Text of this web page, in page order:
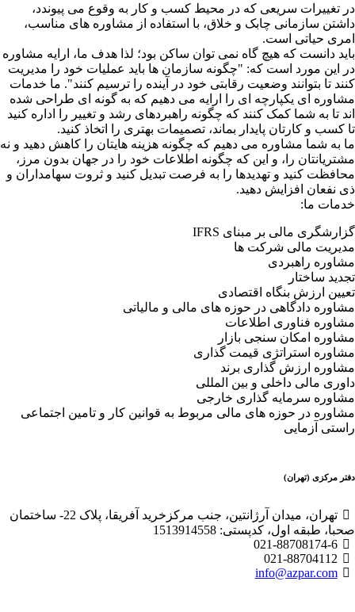
در تغییرات سریعی که در محیط کسب و کار به وقوع می پیوندد،
داشتن سازمانی چابک و خلاق، با استفاده از مشاوره های مناسب،
امری حیاتی است.
باید دانست که هیچ گاه نمی توان ساکن بود؛ لذا هدف ما، ارایه مشاوره
در این مورد است که: "چگونه سازمان ها باید عملیات خود را مدیریت
کنند تا بتوانند وضعیت رقابتی خود در آینده را ترسیم کنند". ما خدمات
مشاوره ای یکپارچه ای را ارایه می دهیم که به گونه ای طراحی شده
اند تا به شما کمک کنند که چگونه راهبردهای رشد و تغییر را اداره کنید
تا کسب و کارتان پایدار بماند، تصمیمات بهتری را اتخاذ کنید.
ما به شما مشاوره می دهیم که چگونه هزینه هایتان را کاهش دهید و نه
مشتریانتان را، و این که چگونه اطلاعات خود را در جهان بدون مرز،
محافظت کنید و تهدیدها را به فرصت تبدیل کنید و ثروت سهامداران و
ذی نفعان افزایش دهید.
خدمات ما:
گزارشگری مالی بر مبنای IFRS
مدیریت مالی شرکت ها
مشاوره راهبردی
تجدید ساختار
تعیین ارزش بنگاه اقتصادی
مشاوره دادگاهی در حوزه های مالی و مالیاتی
مشاوره فناوری اطلاعات
مشاوره امکان سنجی بازار
مشاوره استراتژی قیمت گذاری
مشاوره ارزش گذاری برند
داوری مالی داخلی و بین المللی
مشاوره سرمایه گذاری خارجی
مشاوره در حوزه های مالی مربوط به قوانین کار و تامین اجتماعی
راستی آزمایی
دفتر مرکزی (تهران)
تهران، میدان آرژانتین، جنب مرکزخرید آفریقا، پلاک 22- ساختمان
صحبا، طبقه اول، کدپستی: 1513914558
021-88708174-6
021-88704112
info@azpar.com